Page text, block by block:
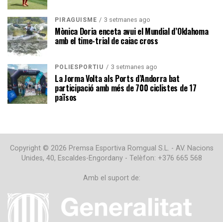
PIRAGÜISME 3 setmanes ago
Mònica Doria enceta avui el Mundial d’Oklahoma
amb el time-trial de caiac cross
POLIESPORTIU 3 setmanes ago
La Jorma Volta als Ports d’Andorra bat
participació amb més de 700 ciclistes de 17
països
Copyright © 2026 Premsa Esportiva Romgual S.L. - AV. Nacions
Unides, 40, Escaldes-Engordany - Telèfon: +376 665 568
Amb el suport de: